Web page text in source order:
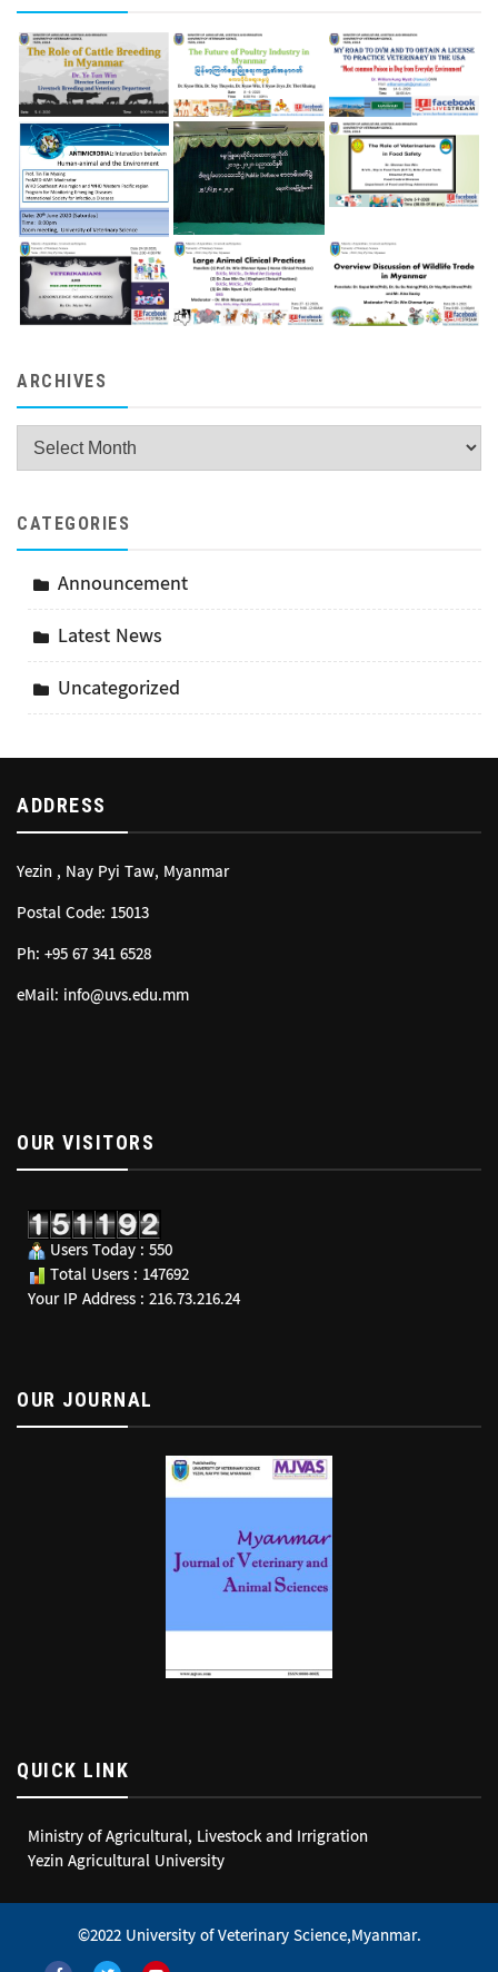
ARCHIVES
Archives
CATEGORIES
Announcement
Latest News
Uncategorized
ADDRESS
Yezin , Nay Pyi Taw, Myanmar
Postal Code: 15013
Ph: +95 67 341 6528
eMail: info@uvs.edu.mm
OUR VISITORS
Users Today : 550
Total Users : 147692
Your IP Address : 216.73.216.24
OUR JOURNAL
QUICK LINK
Ministry of Agricultural, Livestock and Irrigration
Yezin Agricultural University
©2022 University of Veterinary Science,Myanmar.